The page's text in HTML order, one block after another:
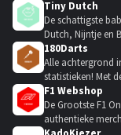
Tiny Dutch
De schattigste
Dutch, Nijntje en
180Darts
Alle achtergrond
statistieken! Met
F1 Webshop
De Grootste F1
authentieke